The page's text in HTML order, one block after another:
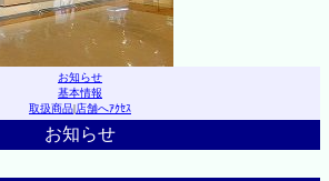
お知らせ
基本情報
取扱商品|店舗へｱｸｾｽ
お知らせ